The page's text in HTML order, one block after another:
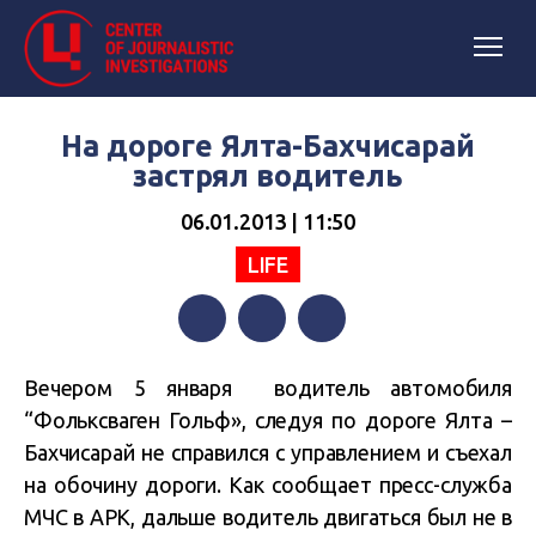
На дороге Ялта-Бахчисарай
застрял водитель
06.01.2013 | 11:50
LIFE
Вечером 5 января водитель автомобиля
“Фольксваген Гольф», следуя по дороге Ялта –
Бахчисарай не справился с управлением и съехал
на обочину дороги. Как сообщает пресс-служба
МЧС в АРК, дальше водитель двигаться был не в